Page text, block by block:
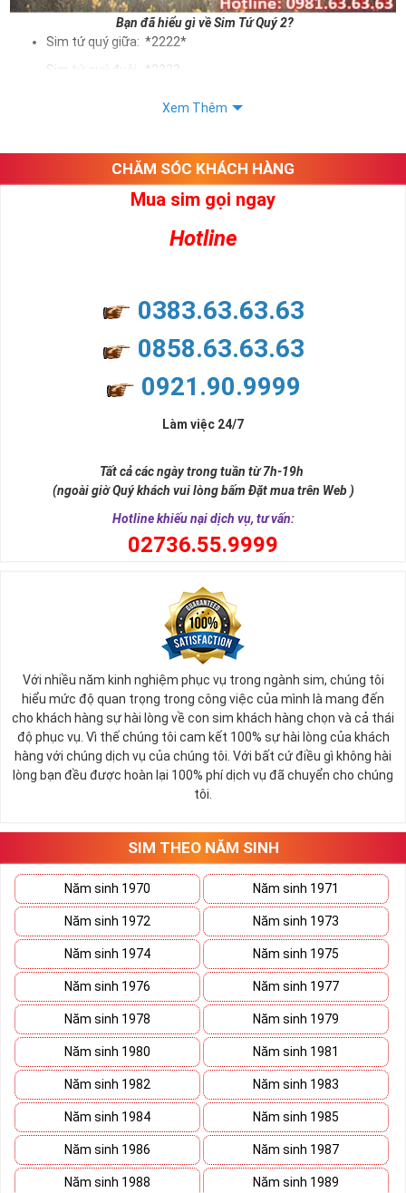
Bạn đã hiểu gì về Sim Tứ Quý 2?
Sim tứ quý giữa: *2222*
Sim tứ quý đuôi: *2222
như sự sắp xếp của các con số trong sim.
Ý nghĩa sim tứ quý 2
nhiều thành công, thăng tiến hơn.
và tính hai mặt. Số 2 thúc giục chúng ta lựa chọn, dựa vào những
đời, nơi bạn phải đưa ra những quyết định quan trọng.
Ý nghĩa sim tứ quý 2
Theo quan niệm phong thủy
Số 2 tượng trưng cho sự cân bằng, hài hòa của âm dương và đất
trời. Sự cân bằng này giúp cho mọi việc đều thuận lợi và mang lại
nhiều may mắn trong cuộc sống và kinh doanh.
Số 2 còn biểu trưng cho lòng tốt, sự ổn định và tính hai mặt của
mọi vấn đề. Số 2 giúp cho họ có được sự lựa chọn, để đưa ra
những hướng giải quyết đúng đắn nhắt.
tứ 2 cùng xuất hiện trong một dãy số sim càng giúp cho ý nghĩa
sim tứ quýtăng lên gấp bội. Sở hữu sim Tứ Quý 2 giúp khích lệ tinh
thần người sở hữu là không sợ bất cứ điều gì mà hãy cứ làm thì
mọi điều tốt đẹp và may mắn ắt sẽ đến.
Lợi ích sim Tứ Quý 2 mang lại là gì?
Xem Thêm
CHĂM SÓC KHÁCH HÀNG
Mua sim gọi ngay
Hotline
0383.63.63.63
0858.63.63.63
0921.90.9999
Làm việc 24/7
Tất cả các ngày trong tuần từ 7h-19h
(ngoài giờ Quý khách vui lòng bấm Đặt mua trên Web )
Hotline khiếu nại dịch vụ, tư vấn:
02736.55.9999
Với nhiều năm kinh nghiệm phục vụ trong ngành sim, chúng tôi
hiểu mức độ quan trọng trong công việc của mình là mang đến
cho khách hàng sự hài lòng về con sim khách hàng chọn và cả thái
độ phục vụ. Vì thế chúng tôi cam kết 100% sự hài lòng của khách
hàng với chúng dịch vụ của chúng tôi. Với bất cứ điều gì không hài
lòng bạn đều được hoàn lại 100% phí dịch vụ đã chuyển cho chúng
tôi.
SIM THEO NĂM SINH
Năm sinh 1970 Năm sinh 1971
Năm sinh 1972 Năm sinh 1973
Năm sinh 1974 Năm sinh 1975
Năm sinh 1976 Năm sinh 1977
Năm sinh 1978 Năm sinh 1979
Năm sinh 1980 Năm sinh 1981
Năm sinh 1982 Năm sinh 1983
Năm sinh 1984 Năm sinh 1985
Năm sinh 1986 Năm sinh 1987
Năm sinh 1988 Năm sinh 1989